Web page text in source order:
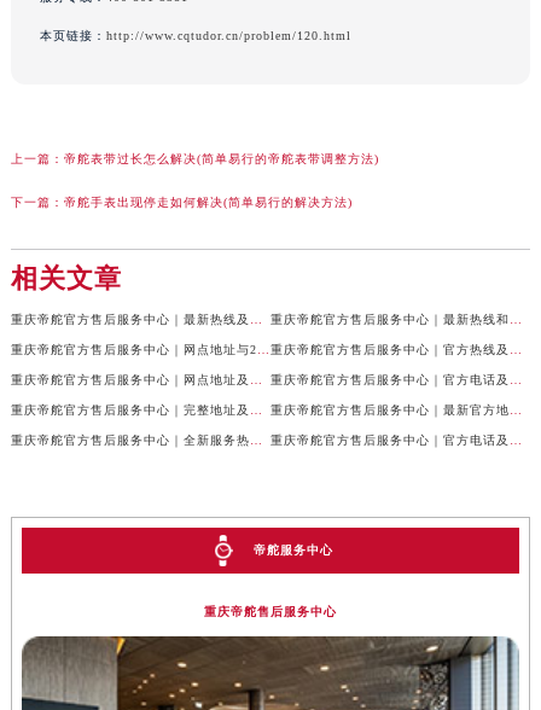
本页链接： http://www.cqtudor.cn/problem/120.html
上一篇： 帝舵表带过长怎么解决(简单易行的帝舵表带调整方法)
下一篇： 帝舵手表出现停走如何解决(简单易行的解决方法)
相关文章
帝舵服务中心
重庆帝舵售后服务中心